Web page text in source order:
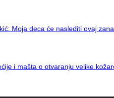
Moja deca će naslediti ovaj
i mašta o otvaranju velike